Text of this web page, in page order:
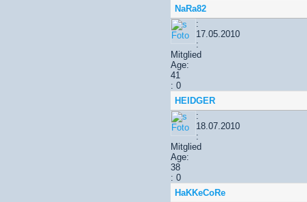
NaRa82
:
17.05.2010
:
Mitglied
Age:
41
: 0
HEIDGER
:
18.07.2010
:
Mitglied
Age:
38
: 0
HaKKeCoRe